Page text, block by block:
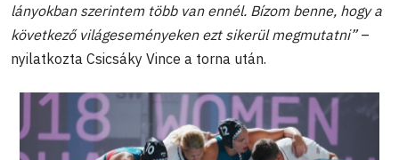
lányokban szerintem több van ennél. Bízom benne, hogy a
következő világeseményeken ezt sikerül megmutatni”–
nyilatkozta Csicsáky Vince a torna után.